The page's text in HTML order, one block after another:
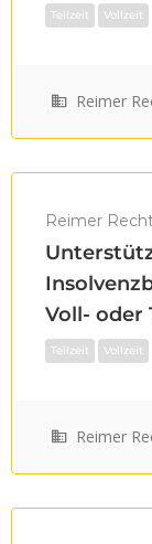
Teilzeit
Reimer
Reimer
Voll- oder
Reimer